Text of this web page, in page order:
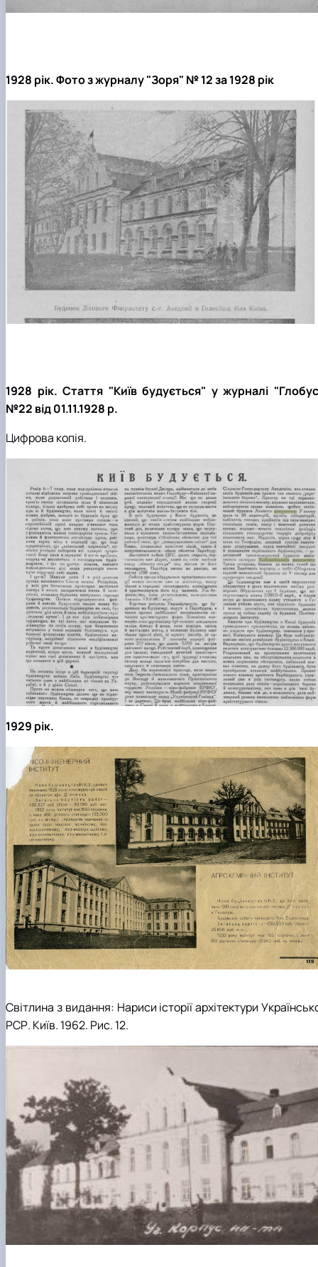
1928 рік. Фото з журналу "Зоря" № 12 за 1928 рік
1928 рік. Стаття "Київ будується" у журналі
№22 від 01.11.1928 р.
Цифрова копія.
1929 рік.
Світлина з видання: Нариси історії архітектури
РСР. Київ. 1962. Рис. 12.